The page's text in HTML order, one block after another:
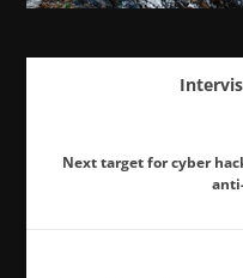
Next target for cyber